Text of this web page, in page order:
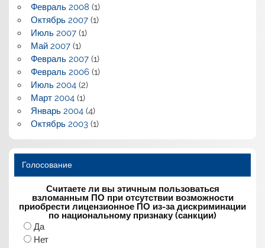
Февраль 2008 (1)
Октябрь 2007(1)
Июль 2007(1)
Май 2007(1)
Февраль 2007(1)
Февраль 2006(1)
Июль 2004(2)
Март 2004(1)
Январь 2004(4)
Октябрь 2003(1)
Голосование
Считаете ли вы этичным пользоваться
взломанным ПО при отсутствии возможности
приобрести лицензионное ПО из-за дискриминации
по национальному признаку (санкции)
Да
Нет